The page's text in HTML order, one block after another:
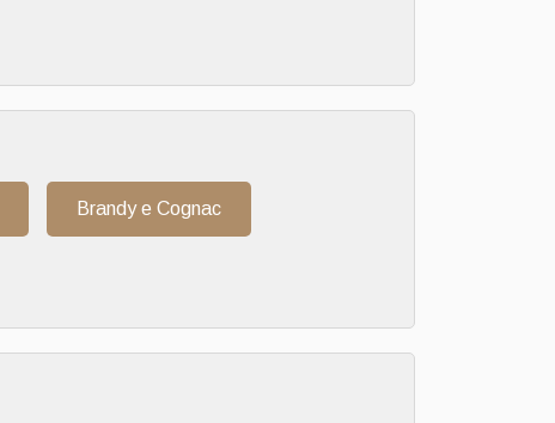
Brandy e Cognac